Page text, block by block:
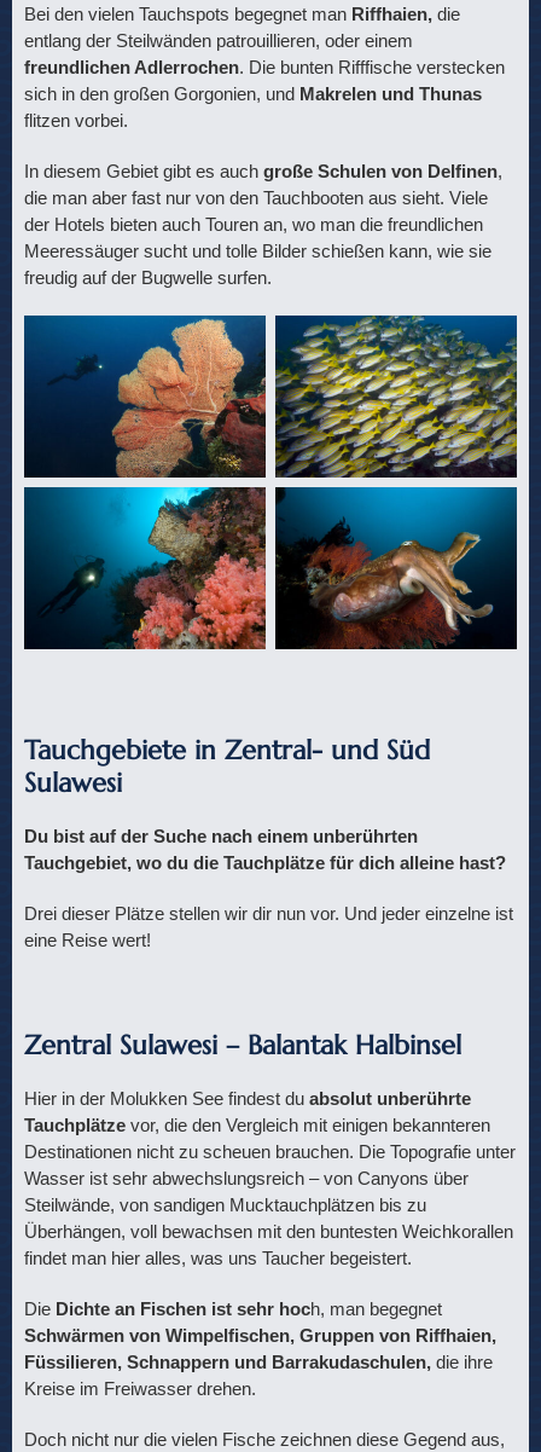
Bei den vielen Tauchspots begegnet man Riffhaien, die
entlang der Steilwänden patrouillieren, oder einem
freundlichen Adlerrochen. Die bunten Rifffische verstecken
sich in den großen Gorgonien, und Makrelen und Thunas
flitzen vorbei.
In diesem Gebiet gibt es auch große Schulen von Delfinen,
die man aber fast nur von den Tauchbooten aus sieht. Viele
der Hotels bieten auch Touren an, wo man die freundlichen
Meeressäuger sucht und tolle Bilder schießen kann, wie sie
freudig auf der Bugwelle surfen.
Tauchgebiete in Zentral- und Süd
Sulawesi
Du bist auf der Suche nach einem unberührten
Tauchgebiet, wo du die Tauchplätze für dich alleine hast?
Drei dieser Plätze stellen wir dir nun vor. Und jeder einzelne ist
eine Reise wert!
Zentral Sulawesi – Balantak Halbinsel
Hier in der Molukken See findest du absolut unberührte
Tauchplätze vor, die den Vergleich mit einigen bekannteren
Destinationen nicht zu scheuen brauchen. Die Topografie unter
Wasser ist sehr abwechslungsreich – von Canyons über
Steilwände, von sandigen Mucktauchplätzen bis zu
Überhängen, voll bewachsen mit den buntesten Weichkorallen
findet man hier alles, was uns Taucher begeistert.
Die Dichte an Fischen ist sehr hoch, man begegnet
Schwärmen von Wimpelfischen, Gruppen von Riffhaien,
Füssilieren, Schnappern und Barrakudaschulen, die ihre
Kreise im Freiwasser drehen.
Doch nicht nur die vielen Fische zeichnen diese Gegend aus,